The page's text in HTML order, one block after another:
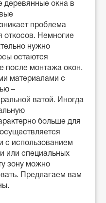
деревянные окна в
проблема
откосов. Немногие
нужно
остаются
после монтажа окон.
материалами с
–
ватой. Иногда
больше для
с использованием
или специальных
зону можно
Предлагаем вам